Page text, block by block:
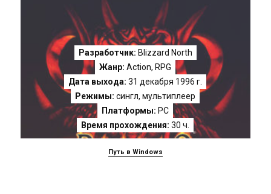
Разработчик: Blizzard North
Жанр: Action, RPG
Дата выхода: 31 декабря 1996 г.
Режимы: сингл, мультиплеер
Платформы: PC
Время прохождения: 30 ч.
Путь в Windows